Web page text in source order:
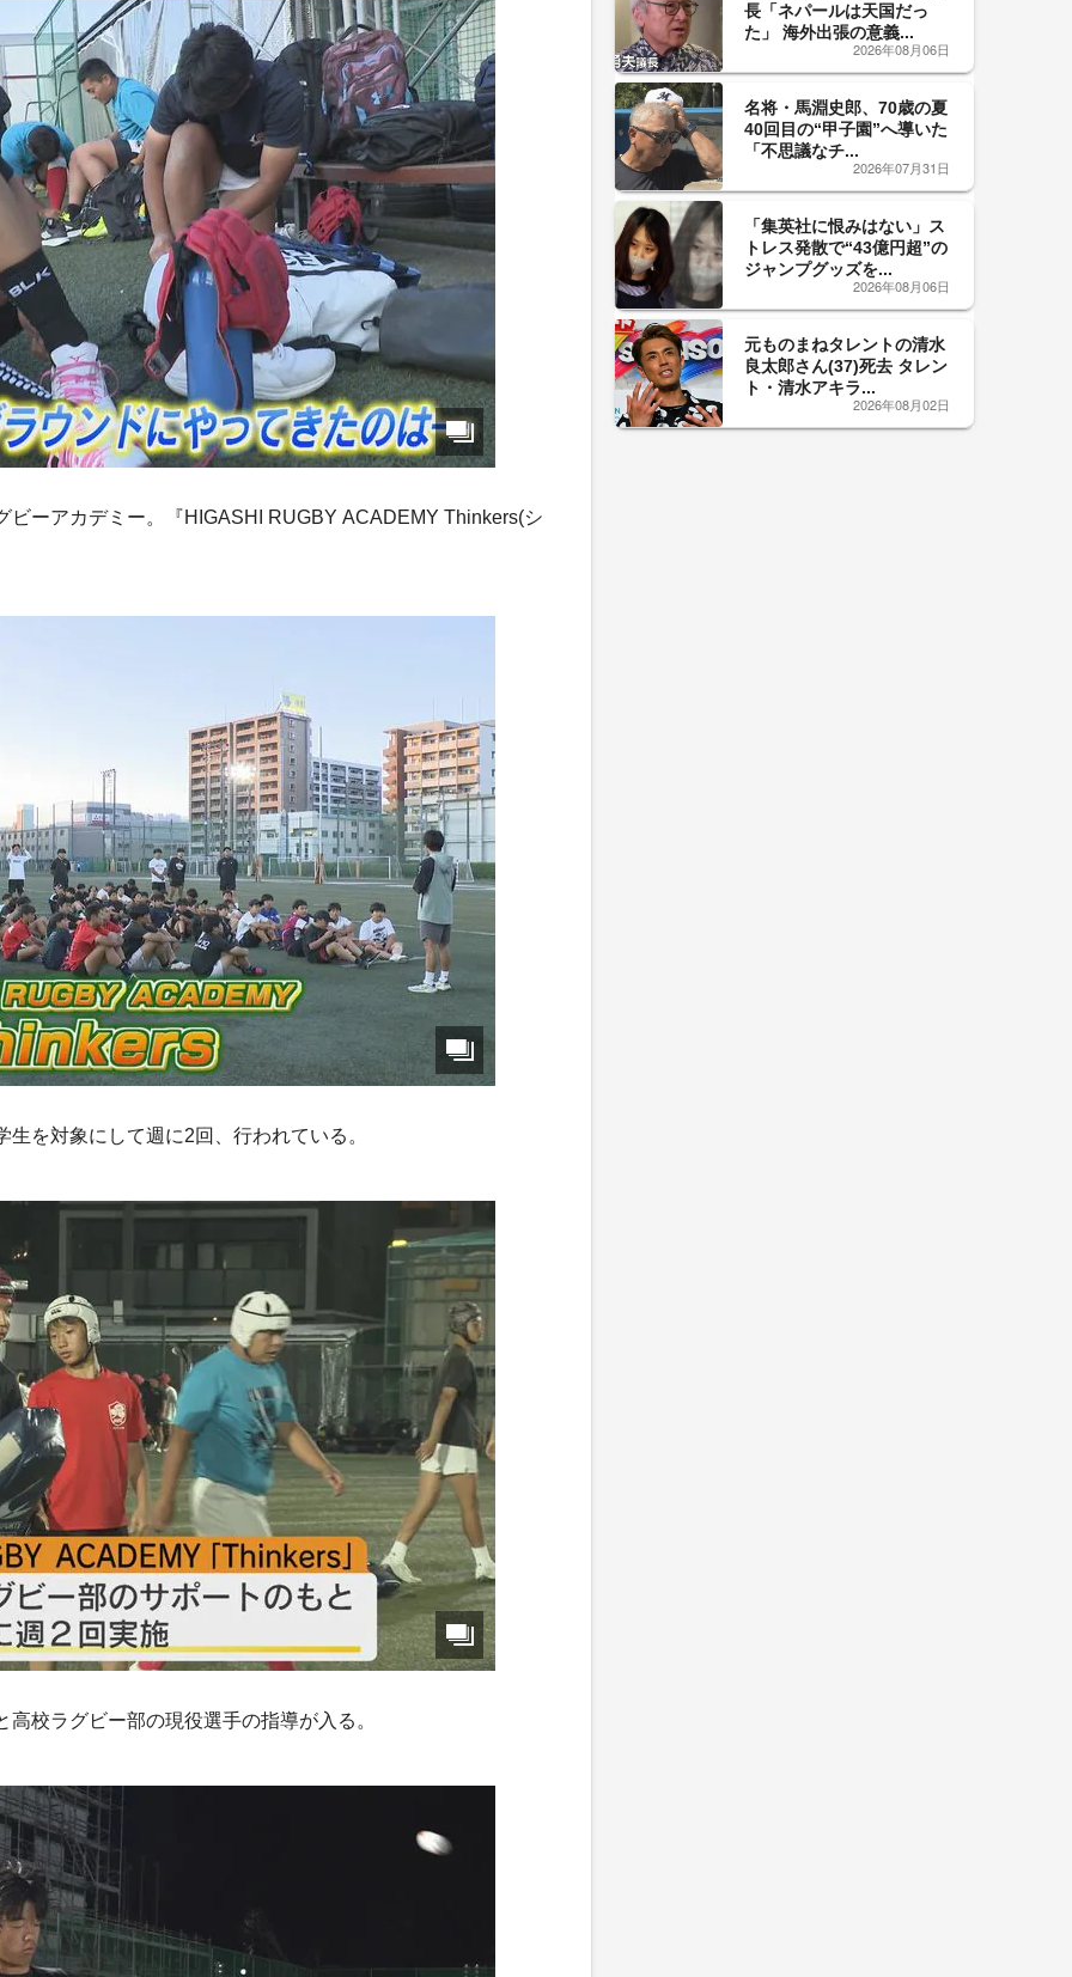
ーアカデミー。『HIGASHI RUGBY ACADEMY Thinkers(シ
を対象にして週に2回、行われている。
校ラグビー部の現役選手の指導が入る。
長「ネパールは天国だっ
た」 海外出張の意義...
2026年08月06日
名将・馬淵史郎、70歳の夏
40回目の“甲子園”へ導いた
「不思議なチ...
2026年07月31日
「集英社に恨みはない」ス
トレス発散で“43億円超”の
ジャンプグッズを...
2026年08月06日
元ものまねタレントの清水
良太郎さん(37)死去 タレン
ト・清水アキラ...
2026年08月02日